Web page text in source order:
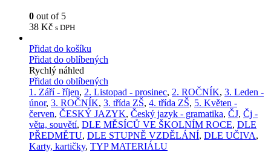
0 out of 5
38 Kč s DPH
Přidat do košíku
Přidat do oblíbených
Rychlý náhled
Přidat do oblíbených
1. Září - říjen, 2. Listopad - prosinec, 2. ROČNÍK, 3. Leden -
únor, 3. ROČNÍK, 3. třída ZŠ, 4. třída ZŠ, 5. Květen -
červen, ČESKÝ JAZYK, Český jazyk - gramatika, ČJ, Čj -
věta, souvětí, DLE MĚSÍCŮ VE ŠKOLNÍM ROCE, DLE
PŘEDMĚTU, DLE STUPNĚ VZDĚLÁNÍ, DLE UČIVA,
Karty, kartičky, TYP MATERIÁLU